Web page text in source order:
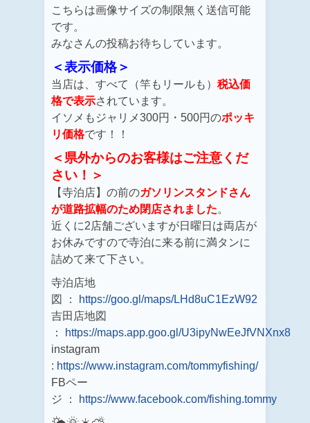
こちらは画像サイズの制限無く送信可能
です。
みなさんの投稿お待ちしています。
＜表示価格＞
当店は、すべて（竿もリールも） 税込価
格で表示されています。
イソメもジャリメ300円・500円のポッキ
リ価格です！！
＜県外からのお客様はご注意くだ
さい！＞
【寺泊店】の前のガソリンスタンドさん
が道路拡幅のため閉店されました。
近くに2店舗ございますが日曜日は両店が
お休みですので寺泊に来る前に満タンに
詰めて来て下さい。
寺泊店地
図 ：
https://goo.gl/maps/LHd8uC1EzW92
吉田店地図
：
https://maps.app.goo.gl/U3ipyNwEeJfVNXnx8
instagram
: https://www.instagram.com/tommyfishing/
FBペー
ジ ：
https://www.facebook.com/fishing.tommy